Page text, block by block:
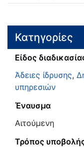
Κατηγορίες
Είδος
Άδειες ίδρυσης,
υπηρεσιών
Έναυσμα
Αιτούμενη
Τρόπος